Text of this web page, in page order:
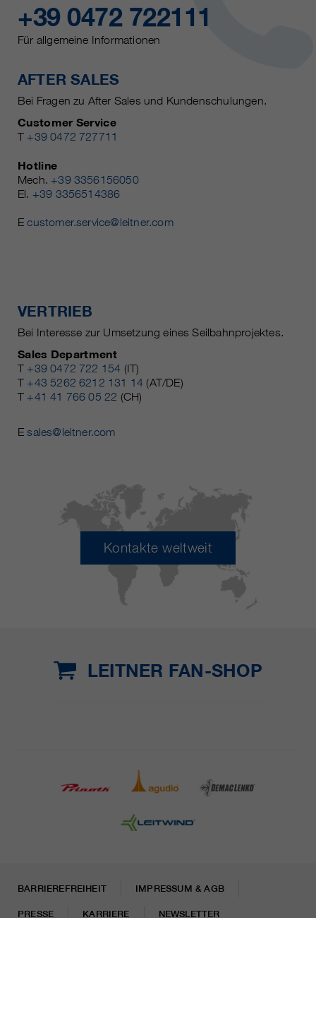
+39 0472 722111
Für allgemeine Informationen
AFTER SALES
Bei Fragen zu After Sales und Kundenschulungen.
Customer Service
T +39 0472 727711
Hotline
Mech. +39 3356156050
El. +39 3356514386
Ecustomer.service@leitner.com
VERTRIEB
Bei Interesse zur Umsetzung eines Seilbahnprojektes.
Sales Department
T +39 0472 722 154 (IT)
T +43 5262 6212 131 14 (AT/DE)
T +41 41 766 05 22 (CH)
Esales@leitner.com
Kontakte weltweit
LEITNER FAN-SHOP
BARRIEREFREIHEIT IMPRESSUM & AGB
PRESSE KARRIERE NEWSLETTER